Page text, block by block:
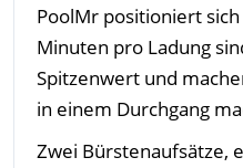
PoolMr positioniert
Minuten pro Ladung
Spitzenwert und
in einem Durchgang
Zwei Bürstenaufsätze,